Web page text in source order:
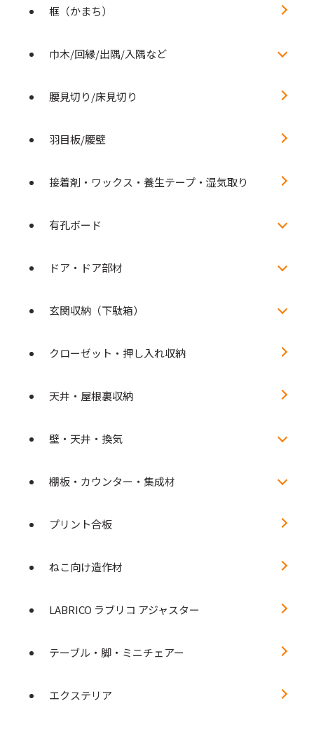
框（かまち）
巾木/回縁/出隅/入隅など
腰見切り/床見切り
羽目板/腰壁
接着剤・ワックス・養生テープ・湿気取り
有孔ボード
ドア・ドア部材
玄関収納（下駄箱）
クローゼット・押し入れ収納
天井・屋根裏収納
壁・天井・換気
棚板・カウンター・集成材
プリント合板
ねこ向け造作材
LABRICO ラブリコ アジャスター
テーブル・脚・ミニチェアー
エクステリア